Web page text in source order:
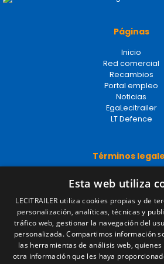
Páginas
Inicio
Red comercial
Recambios
Portal empleo
Noticias
EgaLecitrailer
LT Defence
Términos
Política de
Política de
Condiciones generales
Gestionar
Contacto
Esta web utiliza
LECITRAILER utiliza cookies propias y de
personalización, analíticas, técnicas y
tráfico web, gestionar la navegación del
personalizada. Compartimos información
las herramientas de análisis web,
otra información que les haya